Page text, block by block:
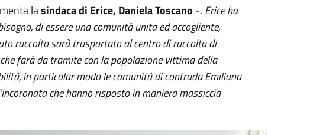
lasindaca di Erice, Daniela Toscano -. Erice ha
di essere una comunità unita ed accogliente,
raccolto sarà trasportato al centro di raccolta di
farà da tramite con la popolazione vittima della
in particolar modo le comunità di contrada Emiliana
che hanno risposto in maniera massiccia